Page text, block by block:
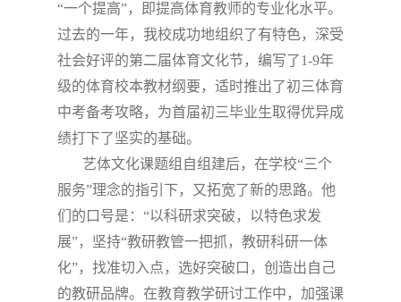
“一个提高”，即提高体育教师的专业化水平。
过去的一年，我校成功地组织了有特色，深受
社会好评的第二届体育文化节，编写了1-9年
级的体育校本教材纲要，适时推出了初三体育
中考备考攻略，为首届初三毕业生取得优异成
绩打下了坚实的基础。
艺体文化课题组自组建后，在学校“三个
服务”理念的指引下，又拓宽了新的思路。他
们的口号是：“以科研求突破，以特色求发
展”，坚持“教研教管一把抓，教研科研一体
化”，找准切入点，选好突破口，创造出自己
的教研品牌。在教育教学研讨工作中，加强课